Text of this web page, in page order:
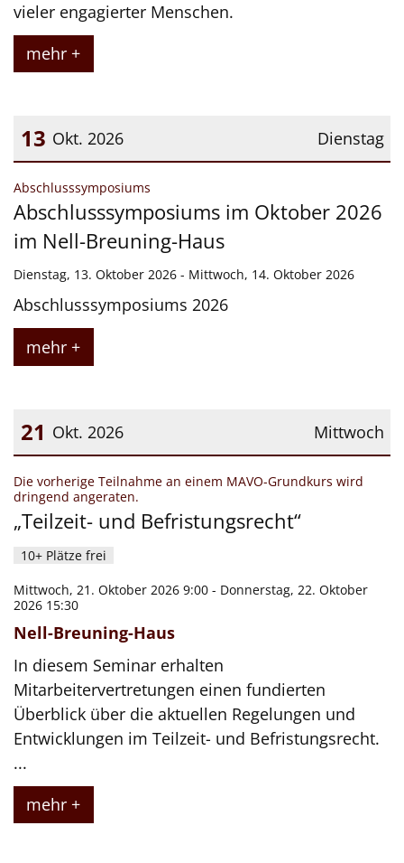
vieler engagierter Menschen.
mehr +
Dienstag
13 Okt. 2026
Datum: 13. Oktober 2026
Abschlusssymposiums
Abschlusssymposiums im Oktober 2026
im Nell-Breuning-Haus
Dienstag, 13. Oktober 2026 - Mittwoch, 14. Oktober 2026
Abschlusssymposiums 2026
mehr +
Mittwoch
21 Okt. 2026
Datum: 21. Oktober 2026
Die vorherige Teilnahme an einem MAVO-Grundkurs wird
dringend angeraten.
„Teilzeit- und Befristungsrecht“
10+ Plätze frei
Mittwoch, 21. Oktober 2026 9:00 - Donnerstag, 22. Oktober
2026 15:30
Nell-Breuning-Haus
In diesem Seminar erhalten
Mitarbeitervertretungen einen fundierten
Überblick über die aktuellen Regelungen und
Entwicklungen im Teilzeit- und Befristungsrecht.
...
mehr +